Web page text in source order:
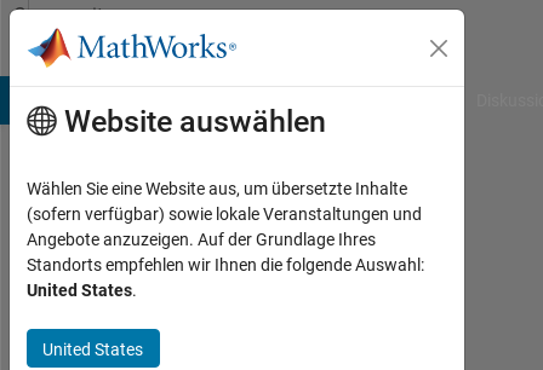
Weiter zum Inhalt
Community
Profile
Vandit
Last
seen:
fast 2
Jahre
vor
Website auswählen
Wählen Sie eine Website aus, um übersetzte Inhalte
(sofern verfügbar) sowie lokale Veranstaltungen und
Angebote anzuzeigen. Auf der Grundlage Ihres
Standorts empfehlen wir Ihnen die folgende Auswahl:
United States.
United States